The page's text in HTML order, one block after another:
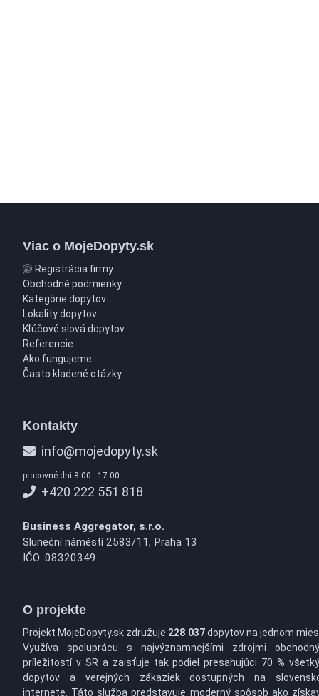
Viac o MojeDopyty.sk
Registrácia firmy
Obchodné podmienky
Kategórie dopytov
Lokality dopytov
Kľúčové slová dopytov
Referencie
Ako fungujeme
Často kladené otázky
Kontakty
info@mojedopyty.sk
pracovné dni 8:00 - 17:00
+420 222 551 818
Business Aggregator, s.r.o.
Sluneční náměstí 2583/11, Praha 13
IČO: 08320349
O projekte
Projekt MojeDopyty.sk združuje 228 037dopytov na jednom
Využíva spoluprácu s najvýznamnejšími zdrojmi
príležitostí v SR a zaisťuje tak podiel presahujúci 70 %
dopytov a verejných zákaziek dostupných na
internete. Táto služba predstavuje moderný spôsob ako